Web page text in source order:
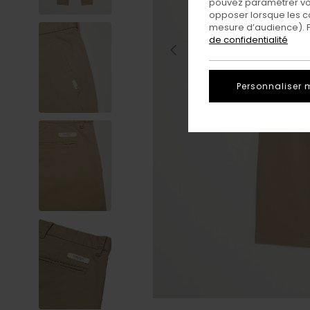
opposer lorsque les
mesure d’audience).
de confidentialité
Personnaliser